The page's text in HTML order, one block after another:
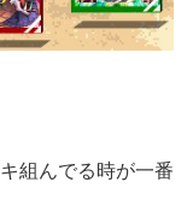
組んでる時が一番